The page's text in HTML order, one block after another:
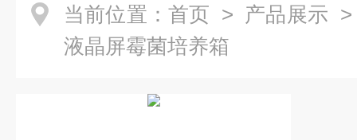
当前位置： 首页 > 产品展示
液晶屏霉菌培养箱